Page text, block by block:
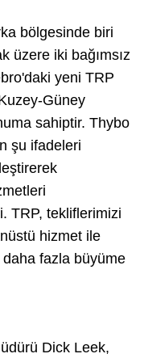
bölgesinde biri
üzere iki bağımsız
yeni TRP
Güney
sahiptir. Thybo
şu ifadeleri
TRP, tekliflerimizi
hizmet ile
daha fazla büyüme
Dick Leek,